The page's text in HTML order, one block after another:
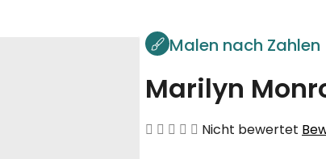
Malen nach Zahlen
Marilyn
Die
Nicht bewertet